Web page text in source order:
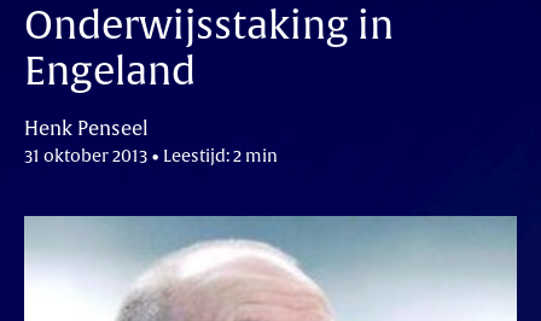
Onderwijsstaking in
Engeland
Henk Penseel
31 oktober 2013 • Leestijd: 2 min